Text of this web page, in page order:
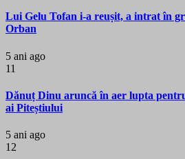
Lui Gelu Tofan i-a reușit, a intrat în
Orban
5 ani ago
11
Dănuț Dinu aruncă în aer lupta
ai Piteștiului
5 ani ago
12